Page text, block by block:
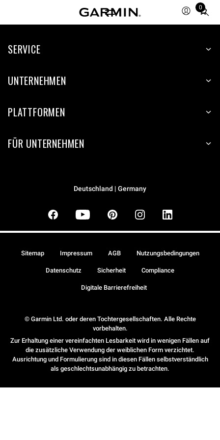
0
Total
items
cart:
SERVICE
UNTERNEHMEN
PLATTFORMEN
FÜR UNTERNEHMEN
Deutschland | Germany
© Garmin Ltd. oder deren Tochtergesellschaften. Alle Rechte
vorbehalten.
Zur Erhaltung einer vereinfachten Lesbarkeit wird in wenigen Fällen auf
die zusätzliche Verwendung der weiblichen Form verzichtet.
Ausrichtung und Formulierung sind in diesen Fällen selbstverständlich
als geschlechtsunabhängig zu betrachten.
Sitemap Impressum AGB Nutzungsbedingungen
Datenschutz Sicherheit Compliance
Digitale Barrierefreiheit